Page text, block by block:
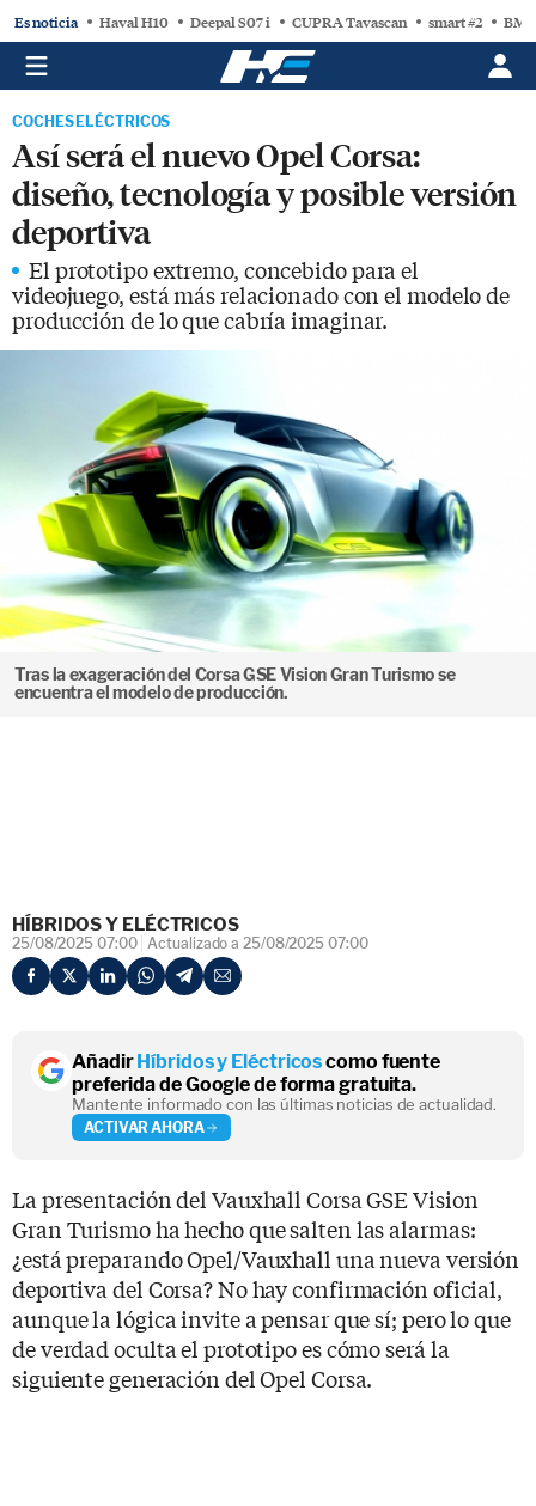
Es noticia Haval H10 Deepal S07 i CUPRA Tavascan smart #2
COCHES ELÉCTRICOS
Así será el nuevo Opel Corsa:
diseño, tecnología y posible versión
deportiva
El prototipo extremo, concebido para el
videojuego, está más relacionado con el modelo de
producción de lo que cabría imaginar.
Tras la exageración del Corsa GSE Vision Gran Turismo se
encuentra el modelo de producción.
HÍBRIDOS Y ELÉCTRICOS
25/08/2025 07:00 Actualizado a 25/08/2025 07:00
AñadirHíbridos y Eléctricoscomo fuente
preferida de Google de forma gratuita.
Mantente informado con las últimas noticias de actualidad.
ACTIVAR AHORA
La presentación del Vauxhall Corsa GSE Vision
Gran Turismo ha hecho que salten las alarmas:
¿está preparando Opel/Vauxhall una nueva versión
deportiva del Corsa? No hay confirmación oficial,
aunque la lógica invite a pensar que sí; pero lo que
de verdad oculta el prototipo es cómo será la
siguiente generación del Opel Corsa.